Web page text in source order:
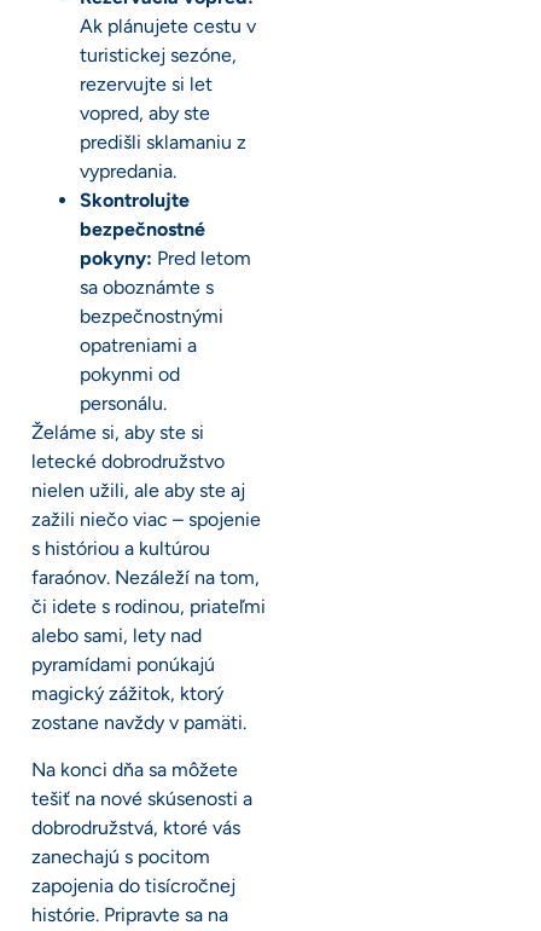
Ak plánujete cestu v
turistickej sezóne,
rezervujte si let
vopred, aby ste
predišli sklamaniu z
vypredania.
Skontrolujte
bezpečnostné
pokyny: Pred letom
sa oboznámte s
bezpečnostnými
opatreniami a
pokynmi od
personálu.
Želáme si, aby ste si
letecké dobrodružstvo
nielen užili, ale aby ste aj
zažili niečo viac – spojenie
s históriou a kultúrou
faraónov. Nezáleží na tom,
či idete s rodinou, priateľmi
alebo sami, lety nad
pyramídami ponúkajú
magický zážitok, ktorý
zostane navždy v pamäti.
Na konci dňa sa môžete
tešiť na nové skúsenosti a
dobrodružstvá, ktoré vás
zanechajú s pocitom
zapojenia do tisícročnej
histórie. Pripravte sa na